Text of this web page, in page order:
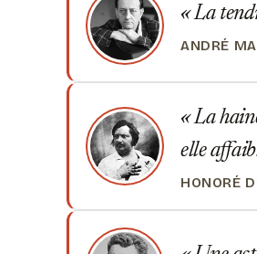
La
ANDRÉ
La
elle
HONORÉ